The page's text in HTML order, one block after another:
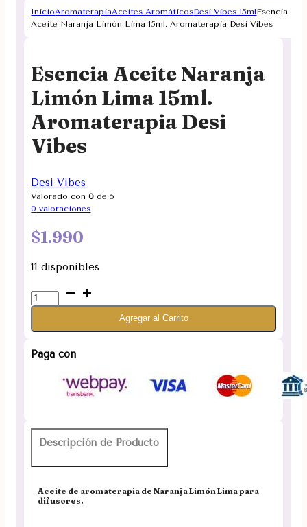
InicioAromaterapiaAceites AromáticosDesi Vibes 15mlEsencia
Aceite Naranja Limón Lima 15ml. Aromaterapia Desi Vibes
Esencia Aceite Naranja
Limón Lima 15ml.
Aromaterapia Desi
Vibes
Desi Vibes
Valorado con0 de 5
0 valoraciones
$1.990
11 disponibles
Esencia
Aceite
Lima
Aromaterapia
cantidad
Agregar al Carrito
Paga con
Descripción de Producto
Aceite de aromaterapia de Naranja Limón Lima para
difusores.